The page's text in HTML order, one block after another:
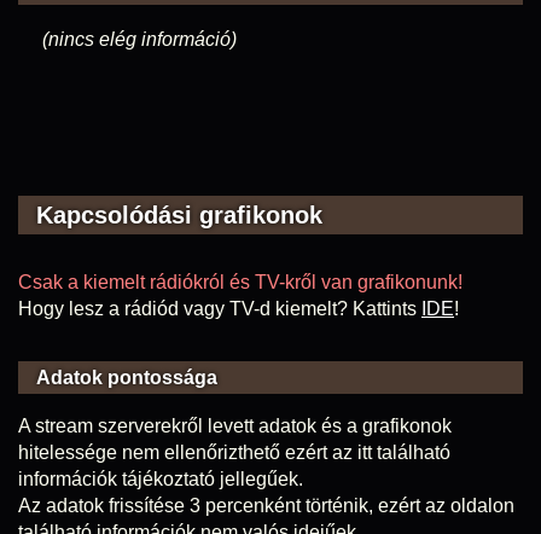
(nincs elég információ)
Kapcsolódási grafikonok
Csak a kiemelt rádiókról és TV-kről van grafikonunk!
Hogy lesz a rádiód vagy TV-d kiemelt? Kattints IDE!
Adatok pontossága
A stream szerverekről levett adatok és a grafikonok
hitelessége nem ellenőrizthető ezért az itt található
információk tájékoztató jellegűek.
Az adatok frissítése 3 percenként történik, ezért az oldalon